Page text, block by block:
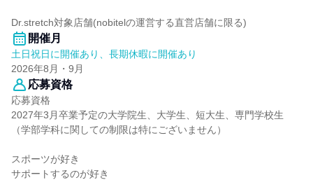
Dr.stretch対象店舗(nobitelの運営する直営店舗に限る)
開催月
土日祝日に開催あり、長期休暇に開催あり
2026年8月・9月
応募資格
応募資格
2027年3月卒業予定の大学院生、大学生、短大生、専門学校生
（学部学科に関しての制限は特にございません）
スポーツが好き
サポートするのが好き